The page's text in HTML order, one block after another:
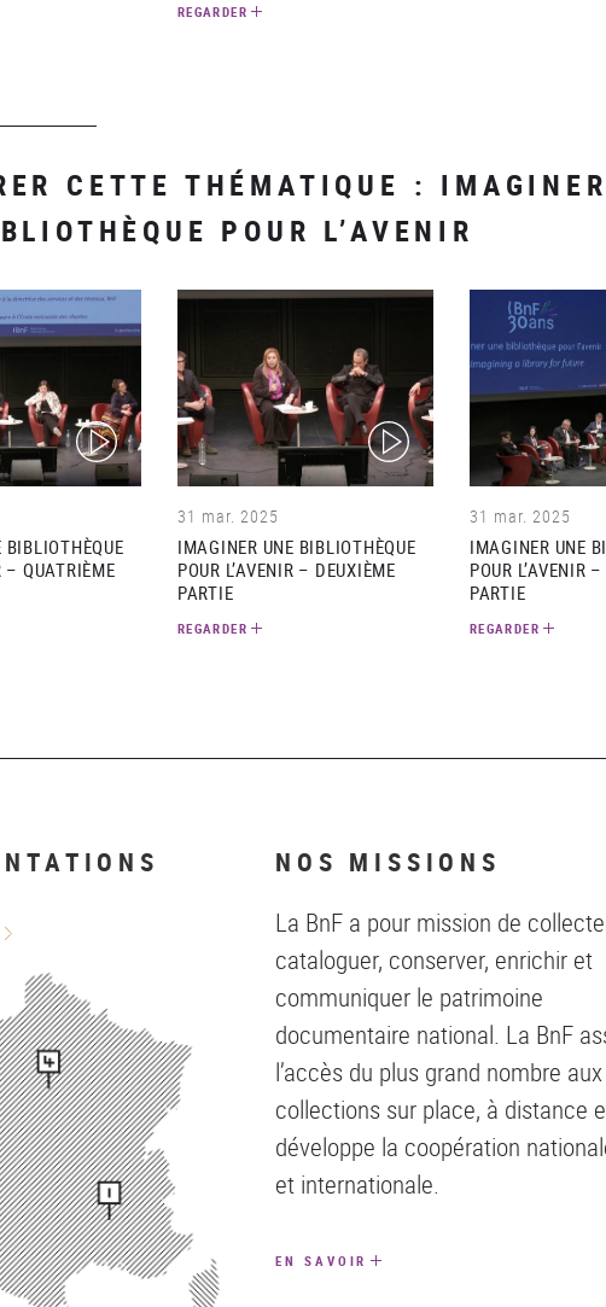
REGARDER
CETTE THÉMATIQUE : IMAGINER
POUR L’AVENIR
(video)
BIBLIOTHÈQUE
– QUATRIÈME
(video)
31 mar. 2025
IMAGINER UNE BIBLIOTHÈQUE
POUR L’AVENIR – DEUXIÈME
PARTIE
REGARDER
31 mar. 2025
IMAGINER UNE
POUR L’AVENIR
PARTIE
REGARDER
NOS MISSIONS
La BnF a pour mission de
cataloguer, conserver, enrichir et
communiquer le patrimoine
documentaire national. La BnF
l’accès du plus grand nombre aux
collections sur place, à distance
développe la coopération
et internationale.
EN SAVOIR